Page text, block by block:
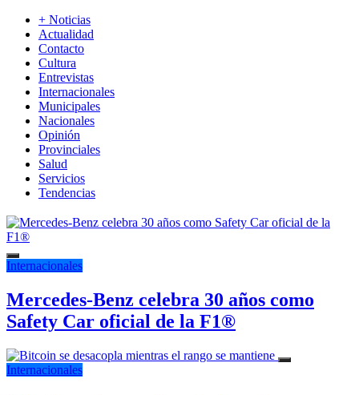
+ Noticias
Actualidad
Contacto
Cultura
Entrevistas
Internacionales
Municipales
Nacionales
Opinión
Provinciales
Salud
Servicios
Tendencias
Internacionales
Mercedes-Benz celebra 30 años como
Safety Car oficial de la F1®
Internacionales